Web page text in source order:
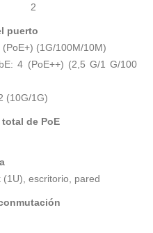
2
puerto
(1G/100M/10M)
4 (PoE++) (2,5 G/1 G/100
(10G/1G)
de PoE
(1U), escritorio, pared